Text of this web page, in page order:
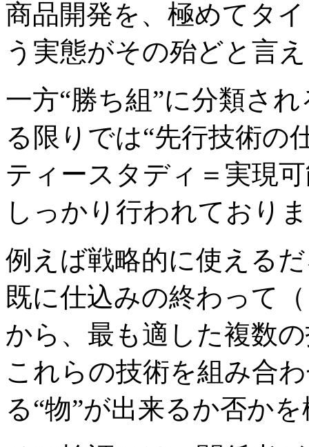
商品開発を、極めてタ
う実態がその殆どと言
一方“勝ち組”に分類さ
る限りでは“先行技術の
ティースタディ＝実現
しっかり行われており
例えば戦略的に使える
既に仕込みの終わって
から、最も適した複数
これらの技術を組み合
る“物”が出来るか否か